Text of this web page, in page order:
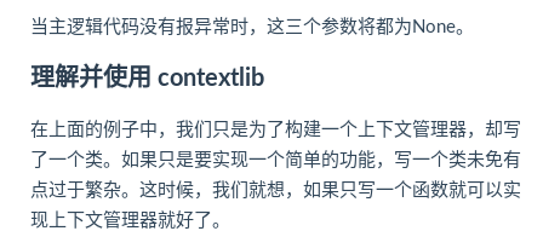
当主逻辑代码没有报异常时，这三个参数将都为None。
理解并使用 contextlib
在上面的例子中，我们只是为了构建一个上下文管理器，却写
了一个类。如果只是要实现一个简单的功能，写一个类未免有
点过于繁杂。这时候，我们就想，如果只写一个函数就可以实
现上下文管理器就好了。